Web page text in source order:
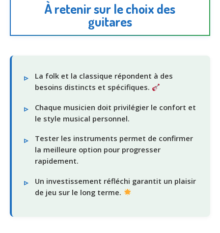
À retenir sur le choix des
guitares
La folk et la classique répondent à des
besoins distincts et spécifiques.
Chaque musicien doit privilégier le confort et
le style musical personnel.
Tester les instruments permet de confirmer
la meilleure option pour progresser
rapidement.
Un investissement réfléchi garantit un plaisir
de jeu sur le long terme.